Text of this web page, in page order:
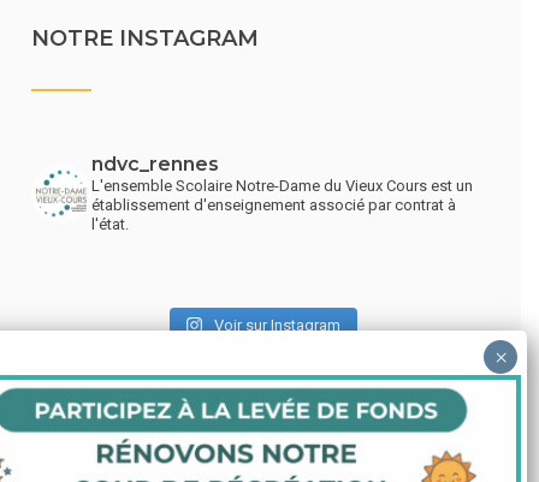
NOTRE INSTAGRAM
ndvc_rennes
L'ensemble Scolaire Notre-Dame du Vieux Cours est un
établissement d'enseignement associé par contrat à
l'état.
Voir sur Instagram
LIENS UTILES